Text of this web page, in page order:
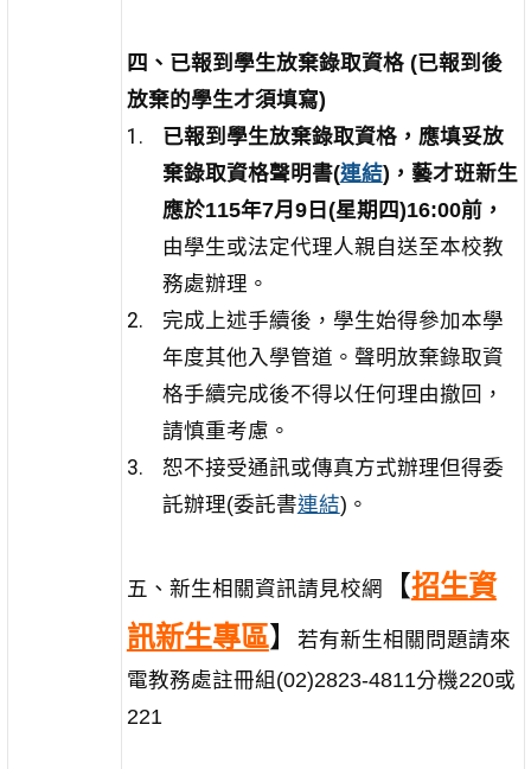
四、已報到學生放棄錄取資格 (已報到後
放棄的學生才須填寫)
已報到學生放棄錄取資格，應填妥放
棄錄取資格聲明書(連結) ，藝才班新生
應於115年7月9日(星期四)16:00前，
由學生或法定代理人親自送至本校教
務處辦理。
完成上述手續後，學生始得參加本學
年度其他入學管道。聲明放棄錄取資
格手續完成後不得以任何理由撤回，
請慎重考慮。
恕不接受通訊或傳真方式辦理但得委
託辦理(委託書連結)。
五、新生相關資訊請見校網 【招生資
訊新生專區】
若有新生相關問題請來
電教務處註冊組(02)2823-4811分機220或
221